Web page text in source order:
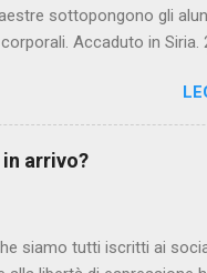
sottopongono gli
Accaduto in Siria.
5 "Forum" si è
prontamente
luce sulla vicenda: è
LEGGI IL SERVIZIO . staff
in arrivo?
siamo tutti iscritti ai